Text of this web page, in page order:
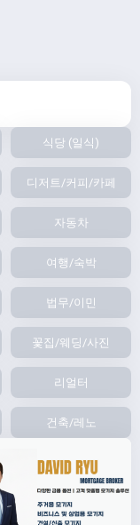
식당 (일식)
디저트/커피/카페
자동차
여행/숙박
법무/이민
꽃집/웨딩/사진
리얼터
건축/레노